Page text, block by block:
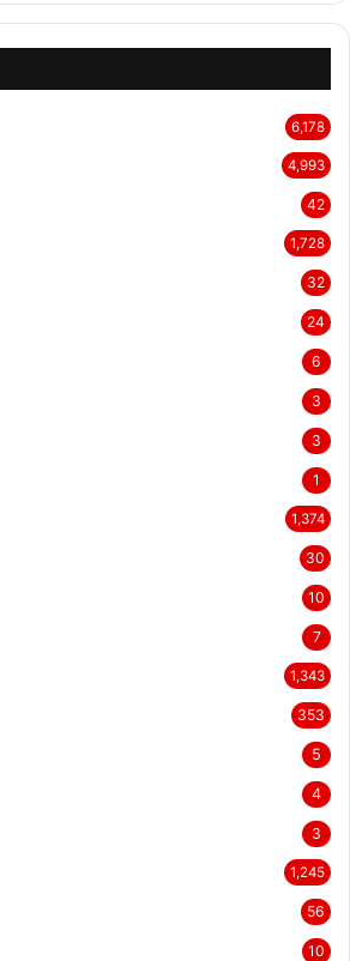
6,178
4,993
42
1,728
32
24
6
3
3
1
1,374
30
10
7
1,343
353
5
4
3
1,245
56
10